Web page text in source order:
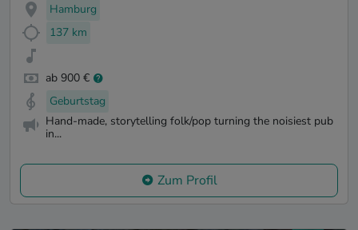
Hamburg
137 km
ab 900 €
Geburtstag
Hand-made, storytelling folk/pop turning the noisiest pub
in...
Zum Profil